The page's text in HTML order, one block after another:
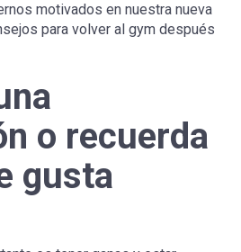
motivados en nuestra nueva
para volver al gym después
o recuerda
gusta